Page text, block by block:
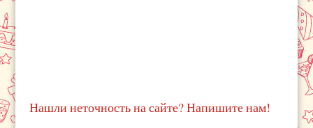
Нашли неточность на сайте? Напишите нам!